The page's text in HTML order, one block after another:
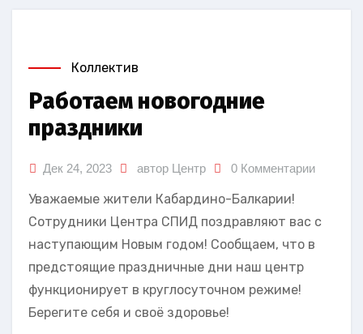
Коллектив
Работаем новогодние
праздники
Дек 24, 2023 автор Центр 0 Комментарии
Уважаемые жители Кабардино-Балкарии!
Сотрудники Центра СПИД поздравляют вас с
наступающим Новым годом! Сообщаем, что в
предстоящие праздничные дни наш центр
функционирует в круглосуточном режиме!
Берегите себя и своё здоровье!